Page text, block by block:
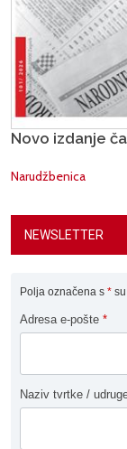
Novo izdanje
Narudžbenica
NEWSLETTER
Polja označena s *
Adresa e-pošte *
Naziv tvrtke /